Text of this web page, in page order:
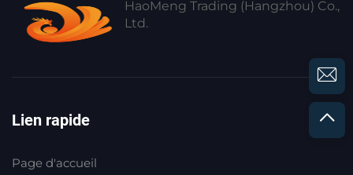
HaoMeng Trading (Hangzhou) Co.,
Ltd.
Lien rapide
Page d'accueil